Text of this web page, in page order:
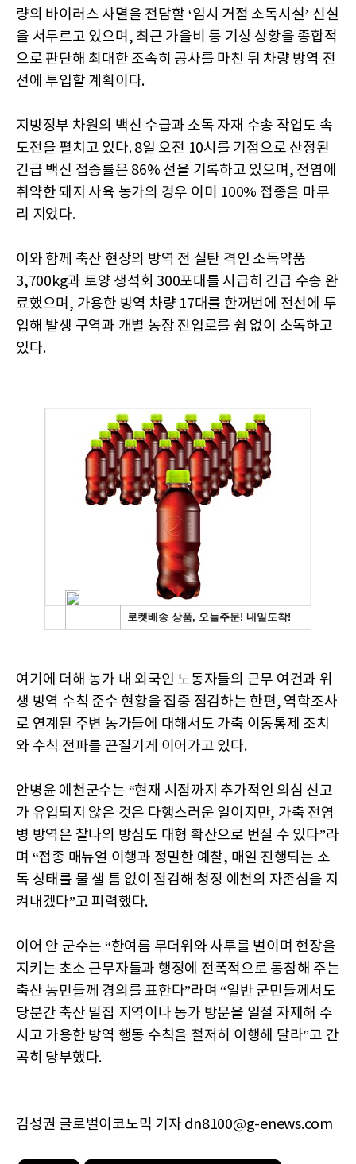
량의 바이러스 사멸을 전담할 ‘임시 거점 소독시설’ 신설
을 서두르고 있으며, 최근 가을비 등 기상 상황을 종합적
으로 판단해 최대한 조속히 공사를 마친 뒤 차량 방역 전
선에 투입할 계획이다.
지방정부 차원의 백신 수급과 소독 자재 수송 작업도 속
도전을 펼치고 있다. 8일 오전 10시를 기점으로 산정된
긴급 백신 접종률은 86% 선을 기록하고 있으며, 전염에
취약한 돼지 사육 농가의 경우 이미 100% 접종을 마무
리 지었다.
이와 함께 축산 현장의 방역 전 실탄 격인 소독약품
3,700kg과 토양 생석회 300포대를 시급히 긴급 수송 완
료했으며, 가용한 방역 차량 17대를 한꺼번에 전선에 투
입해 발생 구역과 개별 농장 진입로를 쉼 없이 소독하고
있다.
여기에 더해 농가 내 외국인 노동자들의 근무 여건과 위
생 방역 수칙 준수 현황을 집중 점검하는 한편, 역학조사
로 연계된 주변 농가들에 대해서도 가축 이동통제 조치
와 수칙 전파를 끈질기게 이어가고 있다.
안병윤 예천군수는 “현재 시점까지 추가적인 의심 신고
가 유입되지 않은 것은 다행스러운 일이지만, 가축 전염
병 방역은 찰나의 방심도 대형 확산으로 번질 수 있다”라
며 “접종 매뉴얼 이행과 정밀한 예찰, 매일 진행되는 소
독 상태를 물 샐 틈 없이 점검해 청정 예천의 자존심을 지
켜내겠다”고 피력했다.
이어 안 군수는 “한여름 무더위와 사투를 벌이며 현장을
지키는 초소 근무자들과 행정에 전폭적으로 동참해 주는
축산 농민들께 경의를 표한다”라며 “일반 군민들께서도
당분간 축산 밀집 지역이나 농가 방문을 일절 자제해 주
시고 가용한 방역 행동 수칙을 철저히 이행해 달라”고 간
곡히 당부했다.
김성권 글로벌이코노믹 기자 dn8100@g-enews.com